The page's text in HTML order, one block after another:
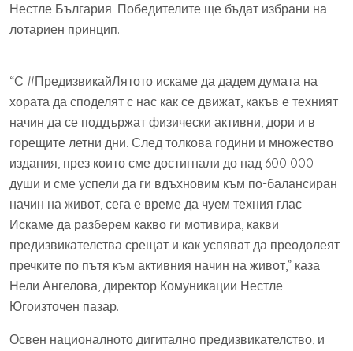
Нестле България. Победителите ще бъдат избрани на
лотариен принцип.
“С #ПредизвикайЛятото искаме да дадем думата на
хората да споделят с нас как се движат, какъв е техният
начин да се поддържат физически активни, дори и в
горещите летни дни. След толкова години и множество
издания, през които сме достигнали до над 600 000
души и сме успели да ги вдъхновим към по-балансиран
начин на живот, сега е време да чуем техния глас.
Искаме да разберем какво ги мотивира, какви
предизвикателства срещат и как успяват да преодолеят
пречките по пътя към активния начин на живот,” каза
Нели Ангелова, директор Комуникации Нестле
Югоизточен пазар.
Освен националното дигитално предизвикателство, и